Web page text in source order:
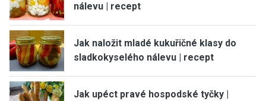
nálevu | recept
Jak naložit mladé kukuřičné klasy do
sladkokyselého nálevu | recept
Jak upéct pravé hospodské tyčky |